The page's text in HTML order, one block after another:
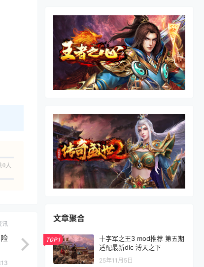
0人
讯
文章聚合
TOP1
十字军之王3 mod推荐 第五期
适配最新dlc 溥天之下
25年11月5日